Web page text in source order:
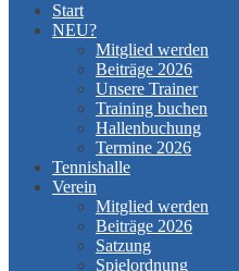
Start
NEU?
Mitglied werden
Beiträge 2026
Unsere Trainer
Training buchen
Hallenbuchung
Termine 2026
Tennishalle
Verein
Mitglied werden
Beiträge 2026
Satzung
Spielordnung